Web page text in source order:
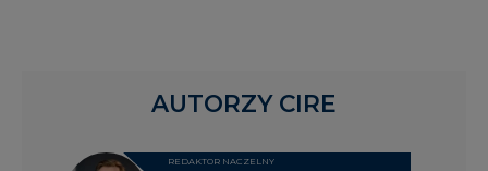
REDAKTOR NACZELNY
AUTORZY CIRE